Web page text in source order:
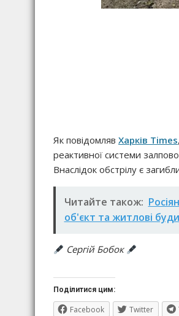
Як повідомляв Харків Times
реактивної системи
Внаслідок обстрілу є
Читайте також:
об'єкт та житлові
Сергій Бобок
Поділитися цим:
Facebook Twitter